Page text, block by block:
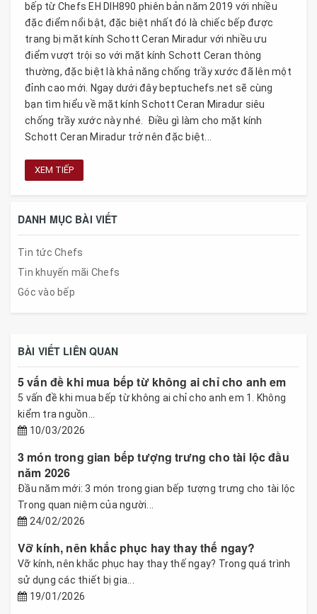
bếp từ Chefs EH DIH890 phiên bản năm 2019 với nhiều
đặc điểm nổi bật, đặc biệt nhất đó là chiếc bếp được
trang bị mặt kính Schott Ceran Miradur với nhiều ưu
điểm vượt trội so với mặt kính Schott Ceran thông
thường, đặc biệt là khả năng chống trầy xước đã lên một
đỉnh cao mới. Ngay dưới đây beptuchefs.net sẽ cùng
bạn tìm hiểu về mặt kính Schott Ceran Miradur siêu
chống trầy xước này nhé. Điều gì làm cho mặt kính
Schott Ceran Miradur trở nên đặc biệt...
XEM TIẾP
DANH MỤC BÀI VIẾT
Tin tức Chefs
Tin khuyến mãi Chefs
Góc vào bếp
BÀI VIẾT LIÊN QUAN
5 vấn đề khi mua bếp từ không ai chỉ cho anh em
5 vấn đề khi mua bếp từ không ai chỉ cho anh em 1. Không
kiểm tra nguồn...
10/03/2026
3 món trong gian bếp tượng trưng cho tài lộc đầu
năm 2026
Đầu năm mới: 3 món trong gian bếp tượng trưng cho tài lộc
Trong quan niệm của người...
24/02/2026
Vỡ kính, nên khắc phục hay thay thế ngay?
Vỡ kính, nên khắc phục hay thay thế ngay? Trong quá trình
sử dụng các thiết bị gia...
19/01/2026